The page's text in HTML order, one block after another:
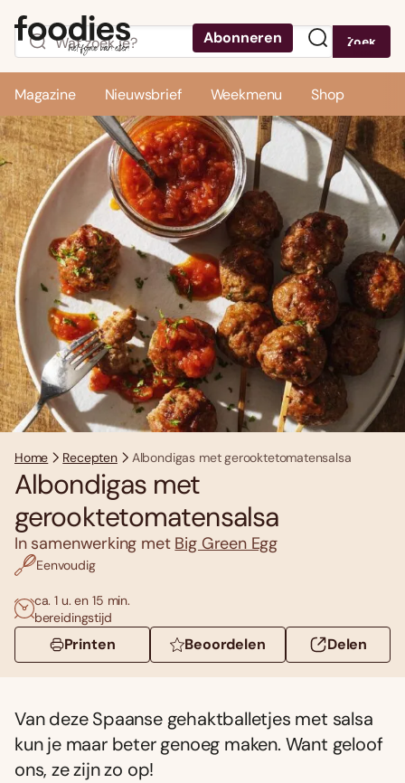
Abonneren Zoek
Magazine Nieuwsbrief Weekmenu Shop
Home Recepten Albondigas met gerooktetomatensalsa
Albondigas met
gerooktetomatensalsa
In samenwerking met Big Green Egg
Eenvoudig
ca. 1 u. en 15 min.
bereidingstijd
Printen Beoordelen Delen
Van deze Spaanse gehaktballetjes met salsa
kun je maar beter genoeg maken. Want geloof
ons, ze zijn zo op!